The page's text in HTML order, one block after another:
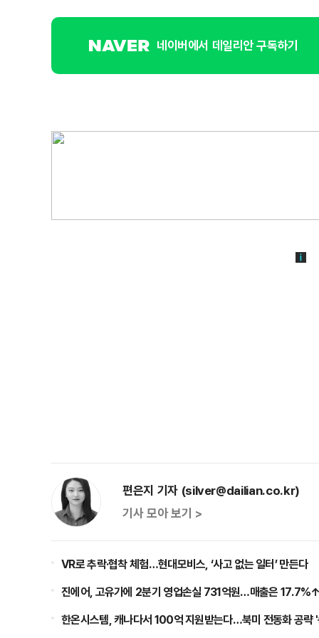
네이버에서 데일리안 구독하기
편은지 기자 (silver@dailian.co.kr)
기사 모아 보기 >
VR로 추락·협착 체험…현대모비스, ‘사고 없는 일터’ 만든다
진에어, 고유가에 2분기 영업손실 731억원…매출은
한온시스템, 캐나다서 100억 지원받는다…북미 전동화 공략